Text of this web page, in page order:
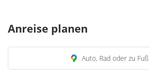
Anreise planen
Auto, Rad oder zu Fuß